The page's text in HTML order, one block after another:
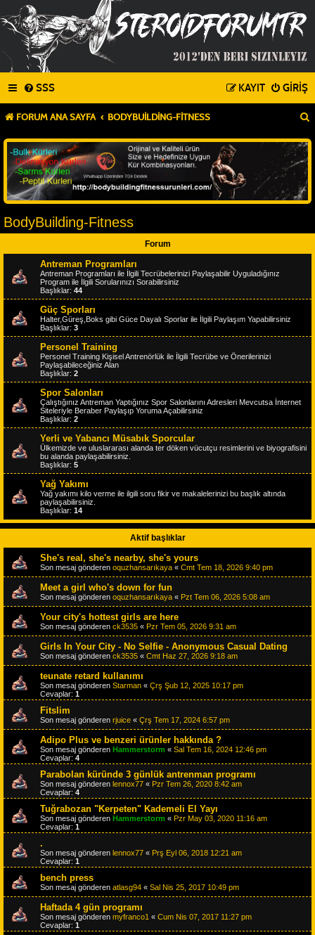
SSS GIRIŞ
KAYIT
FORUM ANA SAYFA BODYBUILDING-FITNESS
BodyBuilding-Fitness
Forum
Antreman Programları
Antreman Programları ile İlgili Tecrübelerinizi Paylaşabilir Uyguladığınız
Program ile İlgili Sorularınızı Sorabilirsiniz
Başlıklar: 44
Güç Sporları
Halter,Güreş,Boks gibi Güce Dayalı Sporlar ile İlgili Paylaşım Yapabilirsiniz
Başlıklar: 3
Personel Training
Personel Training Kişisel Antrenörlük ile İlgili Tecrübe ve Önerilerinizi
Paylaşabileceğiniz Alan
Başlıklar: 2
Spor Salonları
Çalıştığınız Antreman Yaptığınız Spor Salonlarını Adresleri Mevcutsa İnternet
Siteleriyle Beraber Paylaşıp Yoruma Açabilirsiniz
Başlıklar: 2
Yerli ve Yabancı Müsabık Sporcular
Ülkemizde ve uluslararası alanda ter döken vücutçu resimlerini ve biyografisini
bu alanda paylaşabilirsiniz.
Başlıklar: 5
Yağ Yakımı
Yağ yakımı kilo verme ile ilgili soru fikir ve makalelerinizi bu başlık altında
paylaşabilirsiniz.
Başlıklar: 14
Aktif başlıklar
She's real, she's nearby, she's yours
Son mesaj gönderen oquzhansarıkaya « Cmt Tem 18, 2026 9:40 pm
Meet a girl who's down for fun
Son mesaj gönderen oquzhansarıkaya « Pzt Tem 06, 2026 5:08 am
Your city's hottest girls are here
Son mesaj gönderen ck3535 « Pzr Tem 05, 2026 9:31 am
Girls In Your City - No Selfie - Anonymous Casual Dating
Son mesaj gönderen ck3535 « Cmt Haz 27, 2026 9:18 am
teunate retard kullanımı
Son mesaj gönderen Starman « Çrş Şub 12, 2025 10:17 pm
Cevaplar: 1
Fitslim
Son mesaj gönderen rjuice « Çrş Tem 17, 2024 6:57 pm
Adipo Plus ve benzeri ürünler hakkında ?
Son mesaj gönderen Hammerstorm « Sal Tem 16, 2024 12:46 pm
Cevaplar: 4
Parabolan küründe 3 günlük antrenman programı
Son mesaj gönderen lennox77 « Pzr Tem 26, 2020 8:42 am
Cevaplar: 4
Tuğrabozan "Kerpeten" Kademeli El Yayı
Son mesaj gönderen Hammerstorm « Pzr May 03, 2020 11:16 am
Cevaplar: 1
.
Son mesaj gönderen lennox77 « Prş Eyl 06, 2018 12:21 am
Cevaplar: 1
bench press
Son mesaj gönderen atlasg94 « Sal Nis 25, 2017 10:49 pm
Haftada 4 gün programı
Son mesaj gönderen myfranco1 « Cum Nis 07, 2017 11:27 pm
Cevaplar: 1